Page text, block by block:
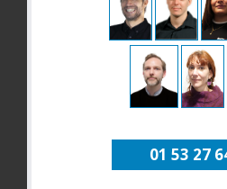
01 53 27